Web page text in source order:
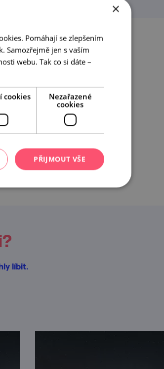
další
líbit.
×
Pomáhají se zlepšením
Samozřejmě jen s vaším
webu. Tak co si dáte –
cookies
Nezařazené
cookies
PŘIJMOUT VŠE